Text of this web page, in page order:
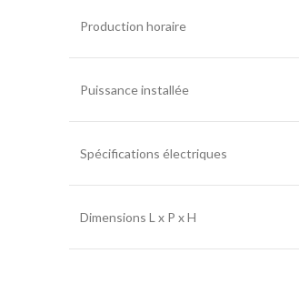
Production horaire
Puissance installée
Spécifications électriques
Dimensions L x P x H